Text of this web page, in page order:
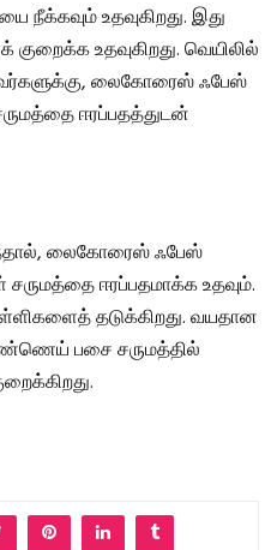
நீக்கவும் உதவுகிறது. இது
உதவுகிறது. வெயிலில்
லைகோரைஸ் ஃபேஸ்
ஈரப்பதத்துடன்
லைகோரைஸ் ஃபேஸ்
ஈரப்பதமாக்க உதவும்.
தடுக்கிறது. வயதான
பசை சருமத்தில்